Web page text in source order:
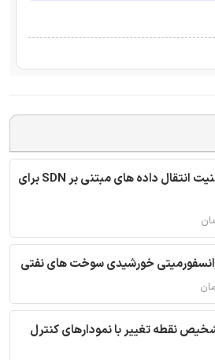
ترجمه مقاله امنیت انتقال داده های مبتنی بر SDN برای
خورشیدی سوخت های نفتی
نقطه تغییر با نمودارهای کنترل